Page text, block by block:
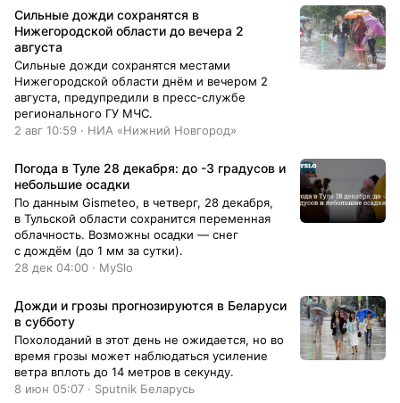
области от 8 до 3 градусов мороза. Ветер
юго-восточный, 7–12 м/с», – говорится в
сообщении. Синоптики отмечают, что
атмосферное давление составит 750 мм
ртутного столба.
Сильные дожди сохранятся в
Нижегородской области до вечера 2
августа
Сильные дожди сохранятся местами
Нижегородской области днём и вечером 2
августа, предупредили в пресс-службе
регионального ГУ МЧС.
2 авг 10:59 · НИА «Нижний Новгород»
Погода в Туле 28 декабря: до -3 градусов и
небольшие осадки
По данным Gismeteo, в четверг, 28 декабря,
в Тульской области сохранится переменная
облачность. Возможны осадки — снег
с дождём (до 1 мм за сутки).
28 дек 04:00 · MySlo
Дожди и грозы прогнозируются в Беларуси
в субботу
Похолоданий в этот день не ожидается, но во
время грозы может наблюдаться усиление
ветра вплоть до 14 метров в секунду.
8 июн 05:07 · Sputnik Беларусь